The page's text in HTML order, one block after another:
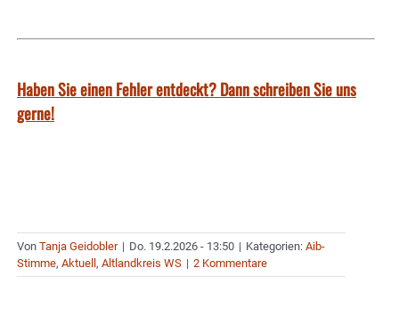
Haben Sie einen Fehler entdeckt? Dann schreiben Sie uns
gerne!
Von Tanja Geidobler | Do. 19.2.2026 - 13:50 | Kategorien: Aib-
Stimme, Aktuell , Altlandkreis WS | 2 Kommentare